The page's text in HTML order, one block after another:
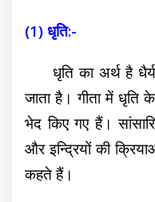
(1) धृति:-
धृति का अर्थ है
जाता है। गीता में धृति
भेद किए गए हैं।
और इन्द्रियों की
कहते हैं।